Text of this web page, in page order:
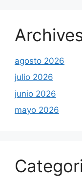
agosto 2026
julio 2026
junio 2026
mayo 2026